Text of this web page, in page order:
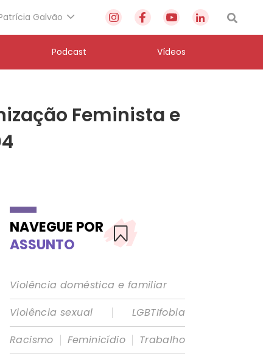
Galvão
Podcast Vídeos
Feminista e
NAVEGUE POR
ASSUNTO
Violência doméstica e familiar
Violência sexual
|
LGBTIfobia
Racismo | Feminicídio | Trabalho